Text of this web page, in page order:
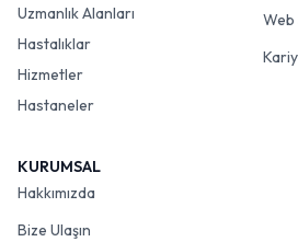
Uzmanlık Alanları
Hastalıklar
Hizmetler
Hastaneler
Web
KURUMSAL
Hakkımızda
Bize Ulaşın